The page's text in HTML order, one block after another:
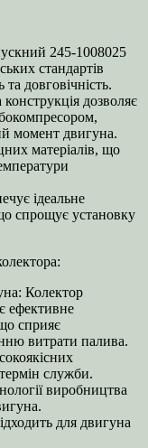
245-1008025
стандартів
довговічність.
дозволяє
момент двигуна.
матеріалів, що
ідеальне
спрощує установку
Колектор
ефективне
сприяє
витрати палива.
служби.
виробництва
для двигуна